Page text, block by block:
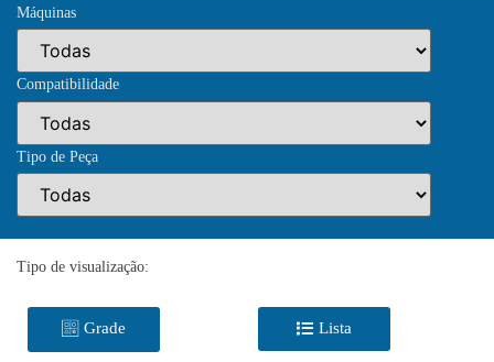
Máquinas
Compatibilidade
Tipo de Peça
Tipo de visualização:
Grade Lista